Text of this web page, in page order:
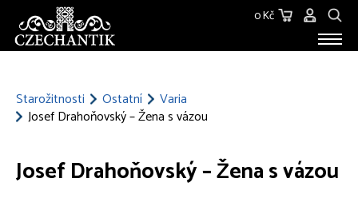
0 Kč
Starožitnosti Ostatní
Varia
Josef Drahoňovský – Žena s vázou
Josef Drahoňovský – Žena s vázou